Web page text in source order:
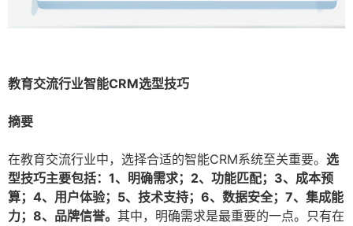
教育交流行业智能CRM选型技巧
摘要
在教育交流行业中，选择合适的智能CRM系统至关重要。 选
型技巧主要包括：1、明确需求；2、功能匹配；3、成本预
算；4、用户体验；5、技术支持；6、数据安全；7、集成能
力；8、品牌信誉。 其中，明确需求是最重要的一点。只有在